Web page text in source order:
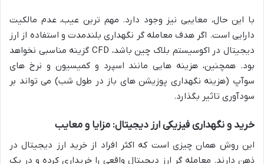
با این حال، معایبی نیز وجود دارد. مهم ترین عیب، عدم مالکیت
دارایی است. اگر هدف معامله گر نگهداری بلندمدت و استفاده از ارز
دیجیتال در اکوسیستم بلاک چین باشد، CFD گزینه مناسبی نخواهد
بود. همچنین، هزینه هایی مانند اسپرد و کمیسیون و نرخ های
سوآپ (هزینه نگهداری پوزیشن های باز در طول شب) می تواند بر
سودآوری تاثیر بگذارد.
خرید و نگهداری فیزیکی ارز دیجیتال: مزایا و معایب
این روش همان چیزی است که اکثر افراد از خرید ارز دیجیتال در
ذهن دارند. معامله گر ارز دیجیتال واقعی را خریداری کرده و در یک